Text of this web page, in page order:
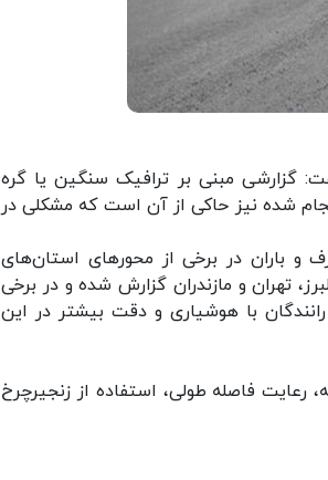
گزارشی مبنی بر ترافیک سنگین یا گره
شده نیز حاکی از آن است که مشکلی در
و باران در برخی از محورهای استان‌های
تهران و مازندران گزارش شده و در برخی
با هوشیاری و دقت بیشتر در این
رعایت فاصله طولی، استفاده از زنجیرچرخ